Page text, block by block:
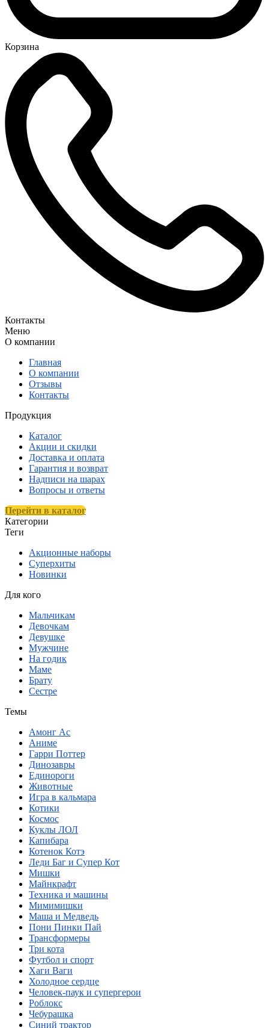
Корзина
Контакты
Меню
О компании
Главная
О компании
Отзывы
Контакты
Продукция
Каталог
Акции и скидки
Доставка и оплата
Гарантия и возврат
Надписи на шарах
Вопросы и ответы
Перейти в каталог
Категории
Теги
Акционные наборы
Суперхиты
Новинки
Для кого
Мальчикам
Девочкам
Девушке
Мужчине
На годик
Маме
Брату
Сестре
Темы
Амонг Ас
Аниме
Гарри Поттер
Динозавры
Единороги
Животные
Игра в кальмара
Котики
Космос
Куклы ЛОЛ
Капибара
Котенок Котэ
Леди Баг и Супер Кот
Мишки
Майнкрафт
Техника и машины
Мимимишки
Маша и Медведь
Пони Пинки Пай
Трансформеры
Три кота
Футбол и спорт
Хаги Ваги
Холодное сердце
Человек-паук и супергерои
Роблокс
Чебурашка
Синий трактор